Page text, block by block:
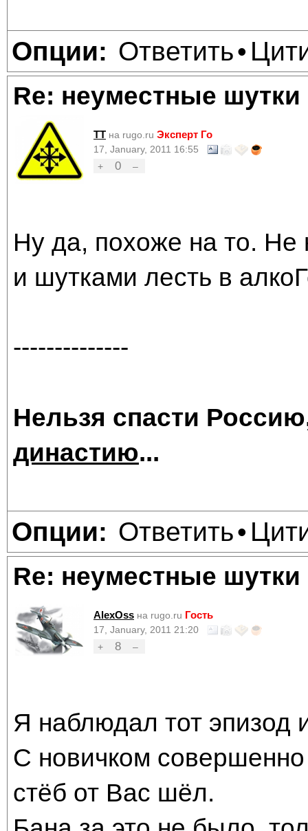
Опции: Ответить•
Re: неуместные шутки
TT на rugo.ru Эксперт Го
17, January, 2011 16:55
+
0 –
Ну да, похоже на то. Не
и шутками лесть в
--------------
Нельзя спасти
династию...
Опции: Ответить•
Re: неуместные шутки
AlexOss на rugo.ru Гость
17, January, 2011 21:20
+
8 –
Я наблюдал тот эпизод
С новичком
стёб от Вас шёл.